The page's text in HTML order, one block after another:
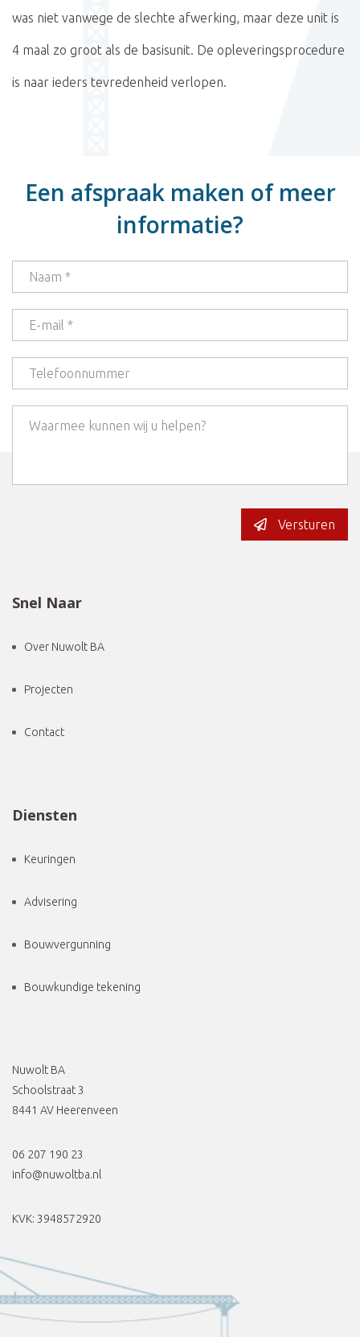
was niet vanwege de slechte afwerking, maar deze unit is
4 maal zo groot als de basisunit. De opleveringsprocedure
is naar ieders tevredenheid verlopen.
Een afspraak maken of meer
informatie?
Versturen
Snel Naar
Over Nuwolt BA
Projecten
Contact
Diensten
Keuringen
Advisering
Bouwvergunning
Bouwkundige tekening
Nuwolt BA
Schoolstraat 3
8441 AV Heerenveen
06 207 190 23
info@nuwoltba.nl
KVK: 3948572920